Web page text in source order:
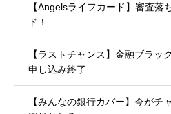
【Angelsライフカード】審査落
ド！
【ラストチャンス】金融ブラッ
申し込み終了
【みんなの銀行カバー】今がチ